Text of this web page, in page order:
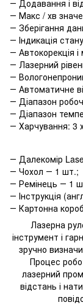
― Додавання і
― Макс / хв
― Зберігання
― Індикація
― Автокорекція
― Лазерний
―
― Автоматичне
― Діапазон
― Діапазон
― Харчування: 3
― Далекомір
― Чохол ― 1 шт.;
― Ремінець ― 1
― Інструкція
― Картонна
Лазерна
інструмент і
зручно
Процес
лазерний
відстань і